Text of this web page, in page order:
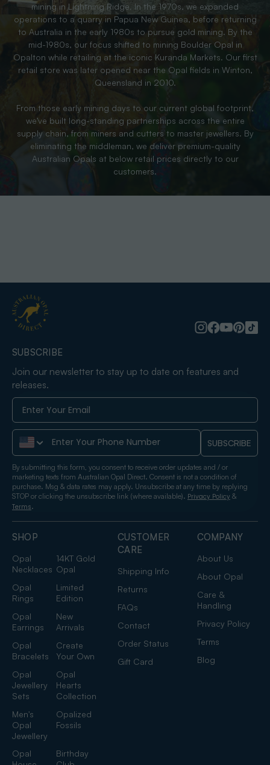
mining in Lightning Ridge. In the 1970s, we expanded
operations to a quarry in Papua New Guinea, before returning
to Australia in the early 1980s to pursue gold mining. By the
mid-1980s, our focus shifted to mining Boulder Opal in
Opalton while retailing at the iconic Kuranda Markets. Our first
retail store was later opened near the Opal fields in Winton,
Queensland in 2010.
From those early mining days to our current global footprint,
we’ve built long-standing partnerships across the entire
supply chain, from miners and cutters to master jewellers. By
eliminating the middleman, we deliver premium-quality
Australian Opals at below retail prices directly to our
customers.
SHOP
Opal
Necklaces
14KT Gold
Opal
Opal
Rings
Limited
Edition
Opal
Earrings
New
Arrivals
Opal
Bracelets
Create
Your Own
Opal
Jewellery
Sets
Opal
Hearts
Collection
Men's
Opal
Jewellery
Opalized
Fossils
Opal
Birthday
CUSTOMER
CARE
Shipping Info
Returns
FAQs
Contact
Order Status
Gift Card
COMPANY
About Us
About Opal
Care &
Handling
Privacy Policy
Terms
Blog
SUBSCRIBE
Join our newsletter to stay up to date on features and
releases.
Phone Number SUBSCRIBE
By submitting this form, you consent to receive order updates and / or
marketing texts from Australian Opal Direct. Consent is not a condition of
purchase. Msg & data rates may apply. Unsubscribe at any time by replying
STOP or clicking the unsubscribe link (where available). Privacy Policy &
Terms.